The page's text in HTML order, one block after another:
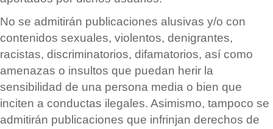
No se admitirán publicaciones alusivas y/o con
contenidos sexuales, violentos, denigrantes,
racistas, discriminatorios, difamatorios, así como
amenazas o insultos que puedan herir la
sensibilidad de una persona media o bien que
inciten a conductas ilegales. Asimismo, tampoco se
admitirán publicaciones que infrinjan derechos de